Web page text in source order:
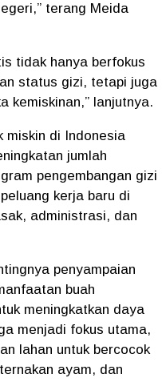
terang Meida
tidak hanya berfokus
status gizi, tetapi juga
kemiskinan,” lanjutnya.
miskin di Indonesia
jumlah
pengembangan gizi
kerja baru di
administrasi, dan
penyampaian
buah
meningkatkan daya
menjadi fokus utama,
lahan untuk bercocok
ayam, dan